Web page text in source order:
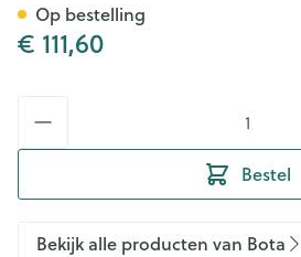
€ 111,60
Bestel
Op bestelling
Bekijk alle producten van Bota